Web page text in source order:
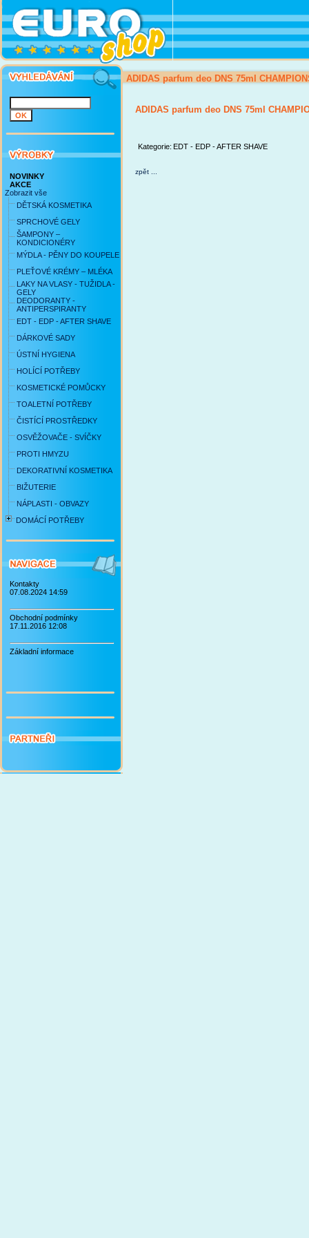
NOVINKY
AKCE
Zobrazit vše
DĚTSKÁ KOSMETIKA
SPRCHOVÉ GELY
ŠAMPONY –
KONDICIONÉRY
MÝDLA - PĚNY DO KOUPELE
PLEŤOVÉ KRÉMY – MLÉKA
LAKY NA VLASY - TUŽIDLA -
GELY
DEODORANTY -
ANTIPERSPIRANTY
EDT - EDP - AFTER SHAVE
DÁRKOVÉ SADY
ÚSTNÍ HYGIENA
HOLÍCÍ POTŘEBY
KOSMETICKÉ POMŮCKY
TOALETNÍ POTŘEBY
ČISTÍCÍ PROSTŘEDKY
OSVĚŽOVAČE - SVÍČKY
PROTI HMYZU
DEKORATIVNÍ KOSMETIKA
BIŽUTERIE
NÁPLASTI - OBVAZY
DOMÁCÍ POTŘEBY
Kontakty
07.08.2024 14:59
Obchodní podmínky
17.11.2016 12:08
Základní informace
ADIDAS parfum deo DNS 75ml
ADIDAS parfum deo DNS 75ml
Kategorie: EDT - EDP - AFTER SHAVE
zpět ...